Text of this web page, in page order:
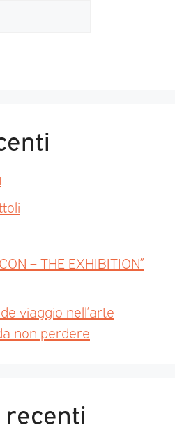
– THE EXHIBITION”
viaggio nell’arte
non perdere
recenti